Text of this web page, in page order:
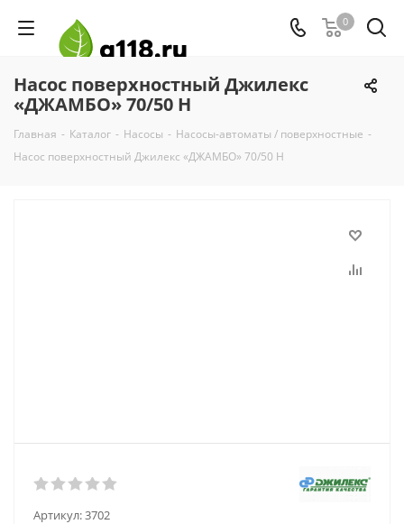
0
Насос поверхностный Джилекс
«ДЖАМБО» 70/50 Н
Главная - Каталог - Насосы - Насосы-автоматы / поверхностные -
Насос поверхностный Джилекс «ДЖАМБО» 70/50 Н
Артикул:3702